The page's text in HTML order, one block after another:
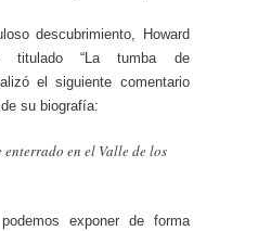
descubrimiento, Howard
titulado “La tumba de
el siguiente comentario
su biografía:
enterrado en el Valle de los
exponer de forma